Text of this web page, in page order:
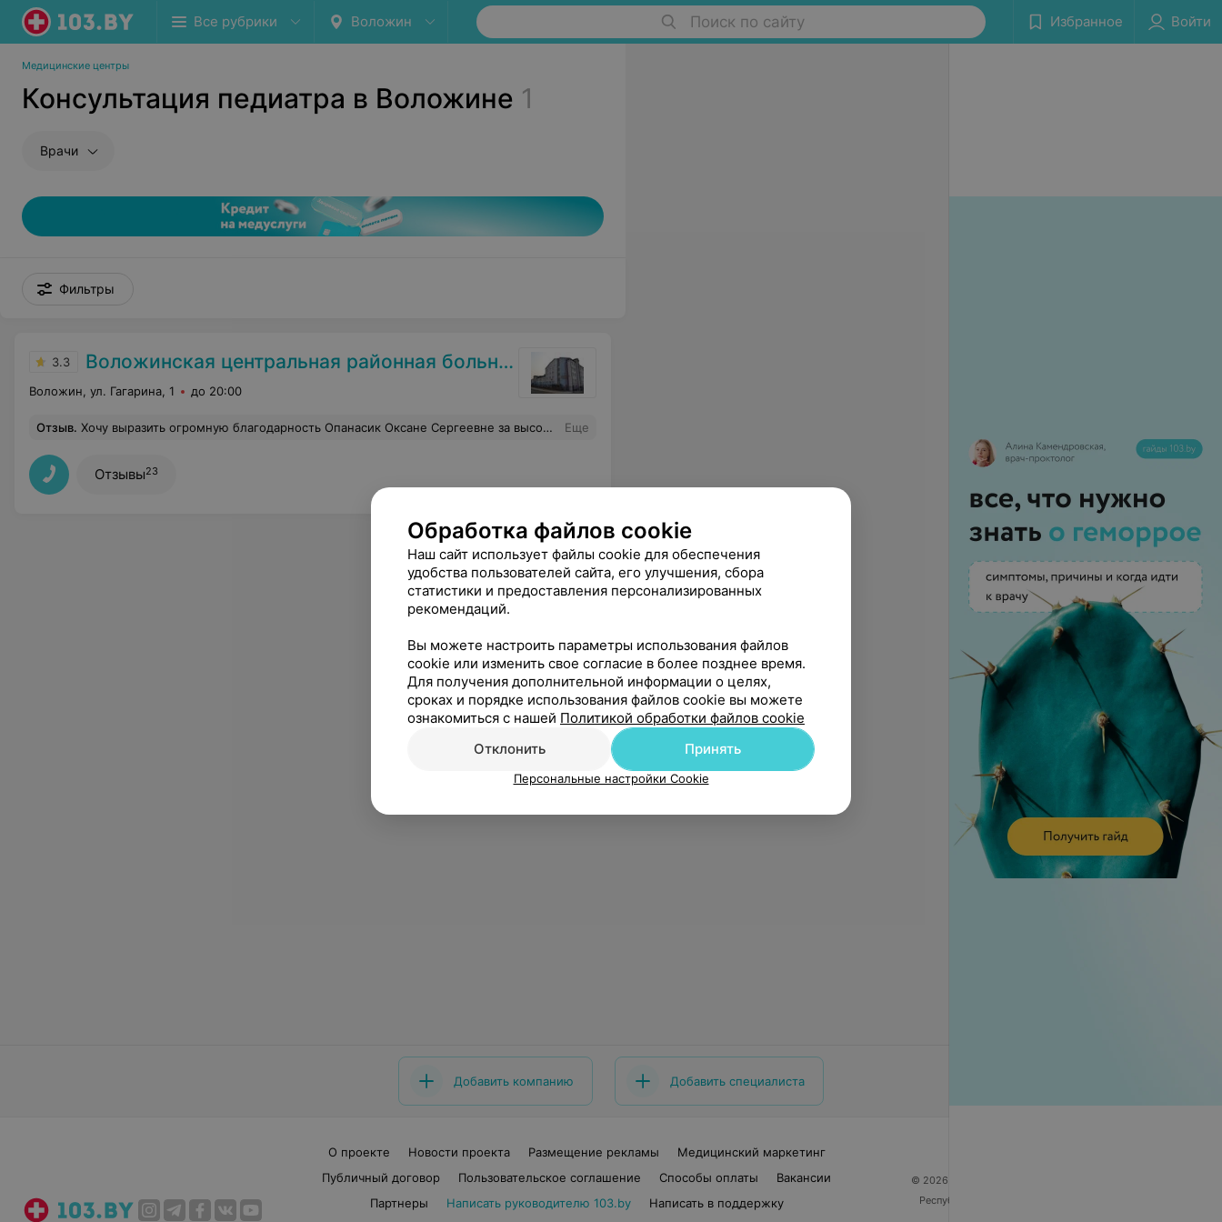
Все рубрики Воложин Поиск по сайту Избранное Войти
Медицинские центры
Консультация педиатра в Воложине 1
Врачи
Фильтры
3.3 Воложинская центральная районная больница
Воложин, ул. Гагарина, 1 до 20:00
Отзыв. Хочу выразить огромную благодарность Опанасик Оксане Сергеевне за высокий профессионализм. Оксана Сергеевна Доктор с большой буквы!!! Очень радует что наши детишки находятся в ответственных и заботливых руках!…побольше таких врачей в нашей ЦРБ!!! Еще
Отзывы23
Добавить компанию Добавить специалиста
О проекте Новости проекта Размещение рекламы
Медицинский маркетинг
Публичный договор
Пользовательское соглашение Способы оплаты
Вакансии
Партнеры
Написать руководителю 103.by
Написать в поддержку
© 2026 ООО «Артокс Лаб», УНП 191700409
Республика Беларусь, г. Минск, улица Толбухина, 2,
Обработка файлов cookie
Наш сайт использует файлы cookie для обеспечения
удобства пользователей сайта, его улучшения, сбора
статистики и предоставления персонализированных
рекомендаций.
Вы можете настроить параметры использования файлов
cookie или изменить свое согласие в более позднее время.
Для получения дополнительной информации о целях,
сроках и порядке использования файлов cookie вы можете
ознакомиться с нашей Политикой обработки файлов cookie
Отклонить
Принять
Персональные настройки Cookie